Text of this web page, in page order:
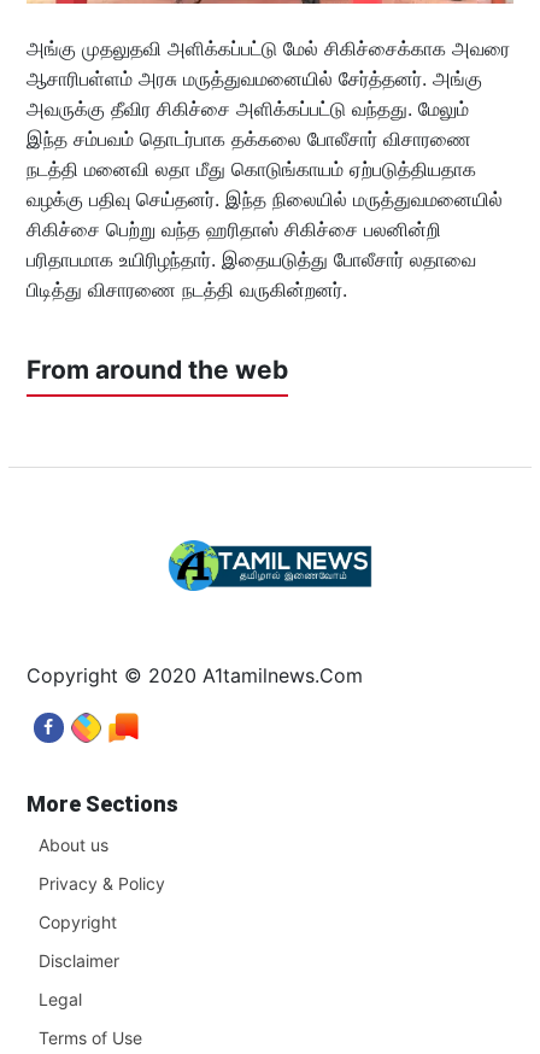
அங்கு முதலுதவி அளிக்கப்பட்டு மேல் சிகிச்சைக்காக அவரை
ஆசாரிபள்ளம் அரசு மருத்துவமனையில் சேர்த்தனர். அங்கு
அவருக்கு தீவிர சிகிச்சை அளிக்கப்பட்டு வந்தது. மேலும்
இந்த சம்பவம் தொடர்பாக தக்கலை போலீசார் விசாரணை
நடத்தி மனைவி லதா மீது கொடுங்காயம் ஏற்படுத்தியதாக
வழக்கு பதிவு செய்தனர். இந்த நிலையில் மருத்துவமனையில்
சிகிச்சை பெற்று வந்த ஹரிதாஸ் சிகிச்சை பலனின்றி
பரிதாபமாக உயிரிழந்தார். இதையடுத்து போலீசார் லதாவை
பிடித்து விசாரணை நடத்தி வருகின்றனர்.
From around the web
Copyright © 2020 A1tamilnews.Com
More Sections
About us
Privacy & Policy
Copyright
Disclaimer
Legal
Terms of Use